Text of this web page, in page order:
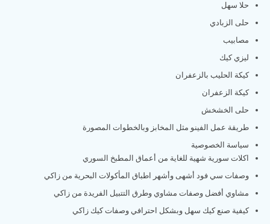
حلا سهل
حلى الزبادي
مصابيب
ليزي كيك
كيكة الحليب بالزعفران
كيكة الزعفران
حلى الخشخش
طريقة عمل الفينو مثل المخابز وبالخطوات المصورة
سياسة الخصوصية
اكلات سورية شهية للغاية من أعماق المطبخ السوري
وصفات سي فود أشهى وأشهر اطباق المأكولات البحرية من زاكي
مشاوي أفضل وصفات مشاوي وطرق التتبيل الفريدة من زاكي
كيفية صنع كيك سهل وبشكل احترافي وصفات كيك زاكي